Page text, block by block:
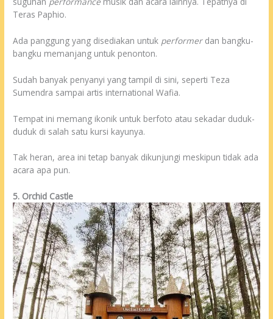
Teras Paphio.
Ada panggung yang disediakan untuk performerdan bangku-
bangku memanjang untuk penonton.
Sudah banyak penyanyi yang tampil di sini, seperti Teza
Sumendra sampai artis international Wafia.
Tempat ini memang ikonik untuk berfoto atau sekadar duduk-
duduk di salah satu kursi kayunya.
Tak heran, area ini tetap banyak dikunjungi meskipun tidak ada
acara apa pun.
5. Orchid Castle